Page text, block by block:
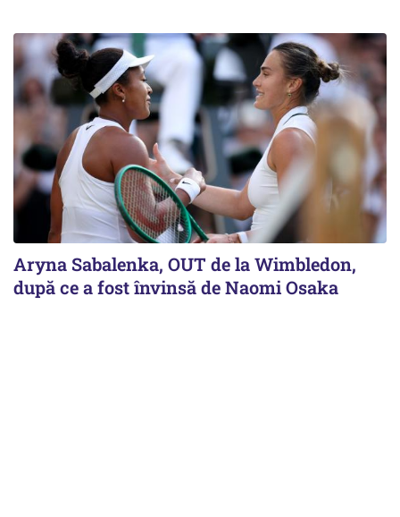
Aryna Sabalenka, OUT de la Wimbledon,
după ce a fost învinsă de Naomi Osaka